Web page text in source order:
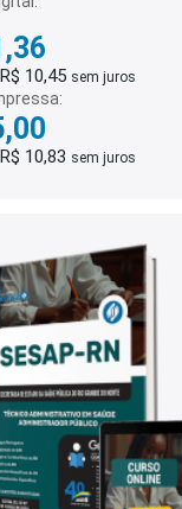
10,45 sem juros
10,83 sem juros